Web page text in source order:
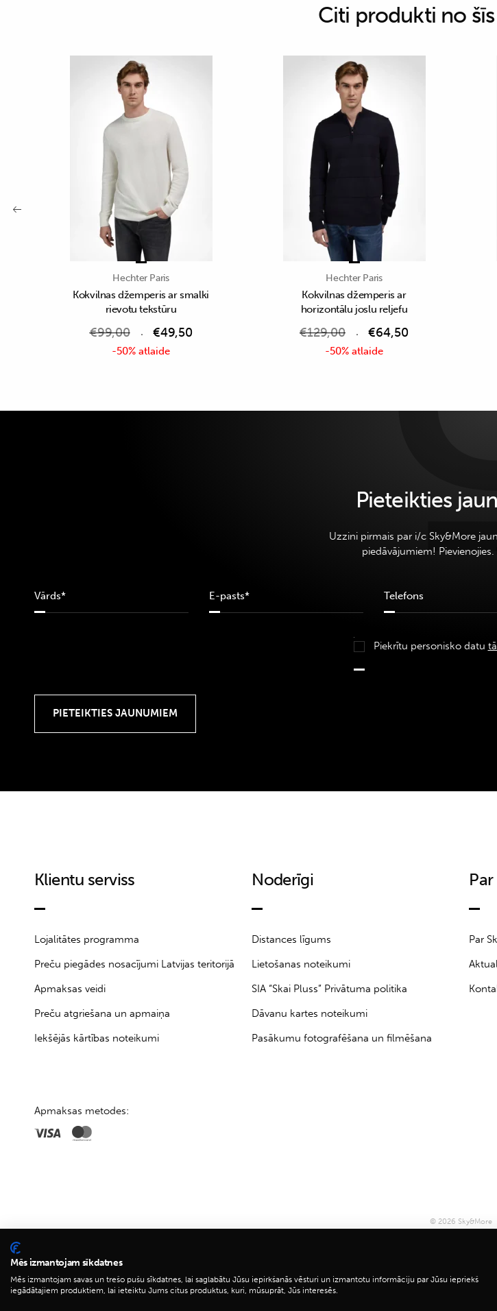
Citi produkti no
Hechter Paris
Kokvilnas džemperis ar smalki
rievotu tekstūru
€99,00 €49,50
-50% atlaide
Hechter Paris
Kokvilnas džemperis ar
horizontālu joslu reljefu
€129,00 €64,50
-50% atlaide
Pieteikties
Uzzini pirmais par i/c Sky&More
piedāvājumiem!
Piekrītu personisko datu
Klientu serviss
Lojalitātes programma
Preču piegādes nosacījumi Latvijas teritorijā
Apmaksas veidi
Preču atgriešana un apmaiņa
Iekšējās kārtības noteikumi
Noderīgi
Distances līgums
Lietošanas noteikumi
SIA “Skai Pluss” Privātuma politika
Dāvanu kartes noteikumi
Pasākumu fotografēšana un filmēšana
Par
Apmaksas metodes:
© 2026 Sky&More
Mēs izmantojam sīkdatnes
Mēs izmantojam savas un trešo pušu sīkdatnes, lai saglabātu Jūsu iepirkšanās vēsturi un izmantotu informāciju par Jūsu iepriekš
iegādātajiem produktiem, lai ieteiktu Jums citus produktus, kuri, mūsuprāt, Jūs interesēs.